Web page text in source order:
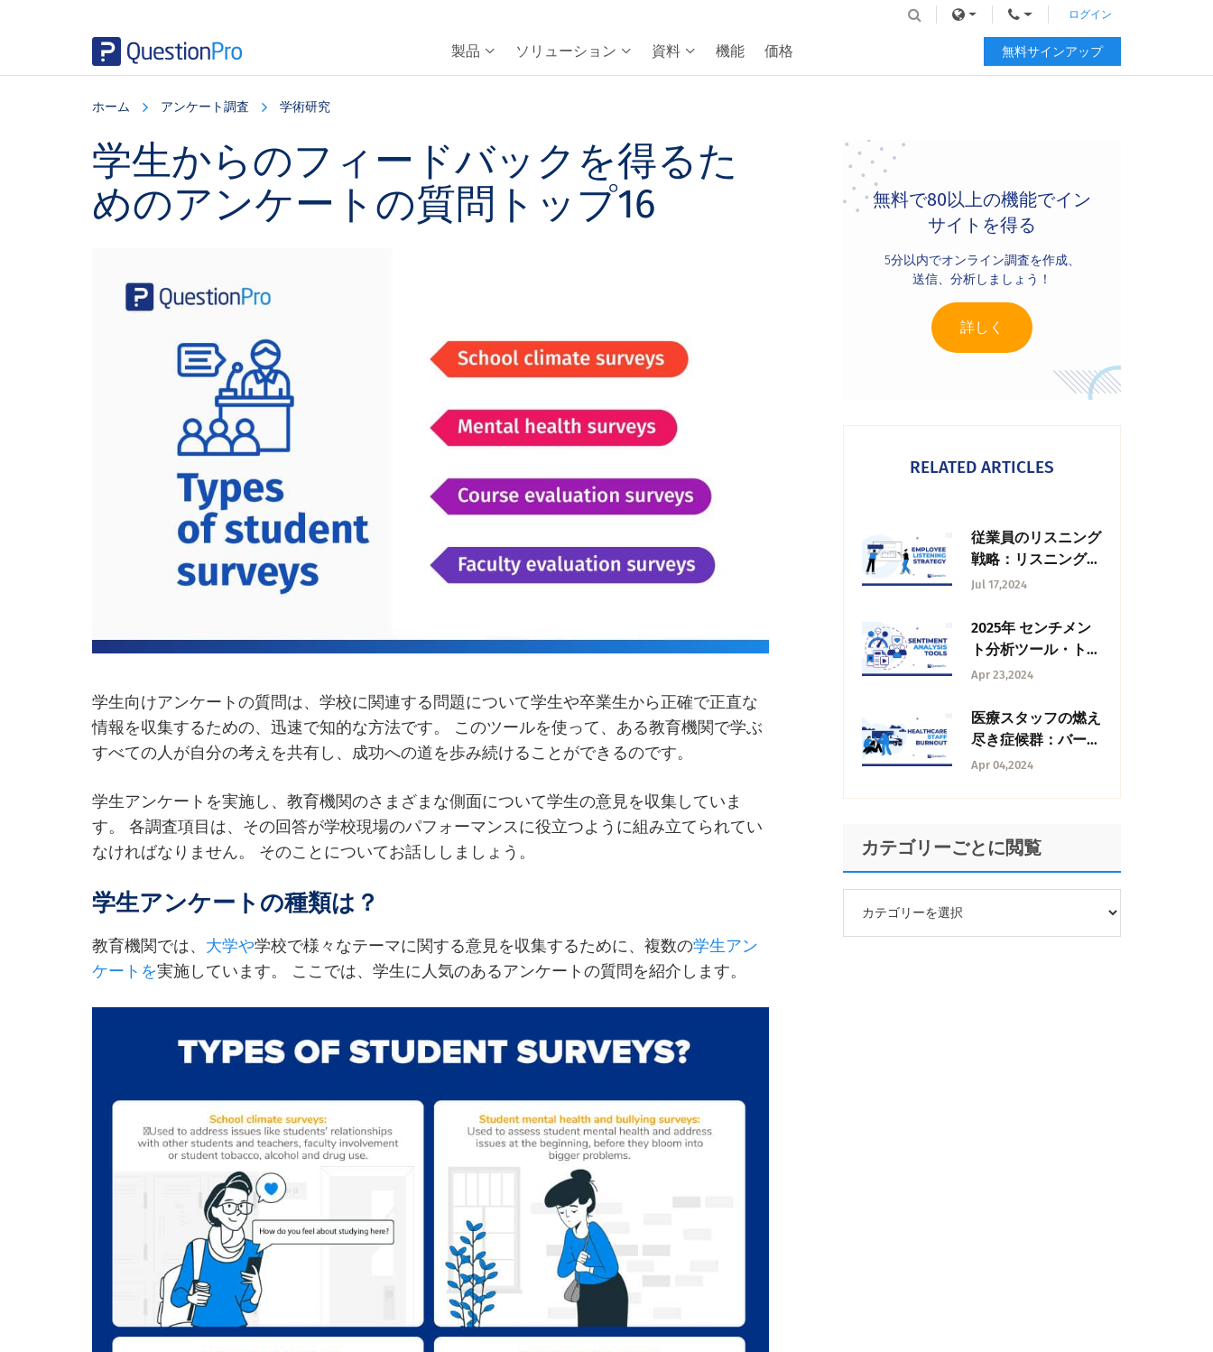
製品 ソリューション 資料 機能 価格
ログイン
無料サインアップ
ホーム アンケート調査 学術研究
学生からのフィードバックを得るた
めのアンケートの質問トップ16
学生向けアンケートの質問は、学校に関連する問題について学生や卒業生から正確で正直な
情報を収集するための、迅速で知的な方法です。 このツールを使って、ある教育機関で学ぶ
すべての人が自分の考えを共有し、成功への道を歩み続けることができるのです。
学生アンケートを実施し、教育機関のさまざまな側面について学生の意見を収集していま
す。 各調査項目は、その回答が学校現場のパフォーマンスに役立つように組み立てられてい
なければなりません。 そのことについてお話ししましょう。
学生アンケートの種類は？
教育機関では、 大学や学校で様々なテーマに関する意見を収集するために、複数の学生アン
ケートを実施しています。 ここでは、学生に人気のあるアンケートの質問を紹介します。
Primary
Sidebar
無料で80以上の機能でイン
サイトを得る
5分以内でオンライン調査を作成、
送信、分析しましょう！
詳しく
RELATED ARTICLES
従業員のリスニング
戦略：リスニング戦
略とは何か？
Jul 17,2024
2025年 センチメン
ト分析ツール・トッ
プ15
Apr 23,2024
医療スタッフの燃え
尽き症候群：バーン
アウトとは何か？
Apr 04,2024
カテゴリーごとに閲覧
ゴ